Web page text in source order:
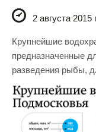
2 августа 2015
Крупнейшие
предназначенные
разведения рыбы,